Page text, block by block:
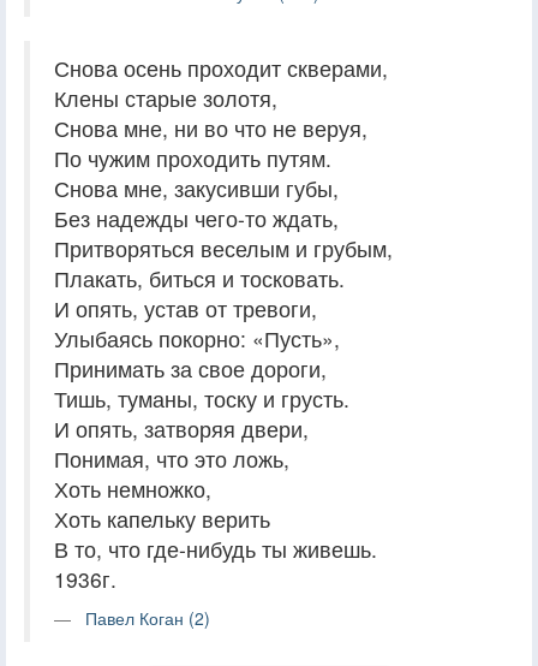
Снова осень проходит скверами,
Клены старые золотя,
Снова мне, ни во что не веруя,
По чужим проходить путям.
Снова мне, закусивши губы,
Без надежды чего-то ждать,
Притворяться веселым и грубым,
Плакать, биться и тосковать.
И опять, устав от тревоги,
Улыбаясь покорно: «Пусть»,
Принимать за свое дороги,
Тишь, туманы, тоску и грусть.
И опять, затворяя двери,
Понимая, что это ложь,
Хоть немножко,
Хоть капельку верить
В то, что где-нибудь ты живешь.
1936г.
Павел Коган (2)